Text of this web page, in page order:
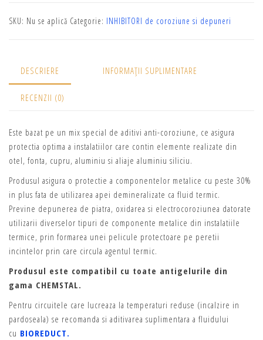
SKU: Nu se aplică Categorie: INHIBITORI de coroziune si depuneri
DESCRIERE INFORMAȚII SUPLIMENTARE
RECENZII (0)
Este bazat pe un mix special de aditivi anti-coroziune, ce asigura
protectia optima a instalatiilor care contin elemente realizate din
otel, fonta, cupru, aluminiu si aliaje aluminiu siliciu.
Produsul asigura o protectie a componentelor metalice cu peste 30%
in plus fata de utilizarea apei demineralizate ca fluid termic.
Previne depunerea de piatra, oxidarea si electrocoroziunea datorate
utilizarii diverselor tipuri de componente metalice din instalatiile
termice, prin formarea unei pelicule protectoare pe peretii
incintelor prin care circula agentul termic.
Produsul este compatibil cu toate antigelurile din
gama CHEMSTAL.
Pentru circuitele care lucreaza la temperaturi reduse (incalzire in
pardoseala) se recomanda si aditivarea suplimentara a fluidului
cu BIOREDUCT.